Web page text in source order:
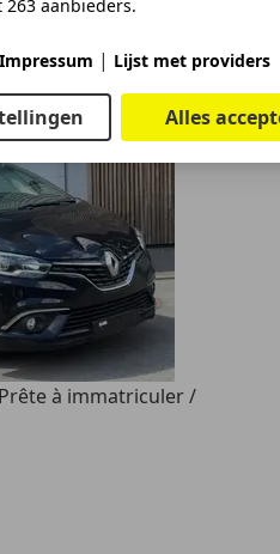
263 aanbieders.
Impressum | Lijst met providers
Alles
à immatriculer /